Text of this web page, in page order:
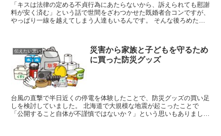
「キスは法律の定める不貞行為にあたらないから、訴えられても慰謝
料が安く済む」という話で世間をざわつかせた既婚者合コンですが、
やっぱり一線を越えてしまう人達もいるんです。 そんな後ろめたい
伝えたい思い
災害から家族と子どもを守るため
に買った防災グッズ
台風の直撃で半日近くの停電を体験したことで、防災グッズの買い足
しを検討していました。 北海道で大規模な地震が起こったことで
「公開すること自体が不謹慎ではないか？」という思いもありました